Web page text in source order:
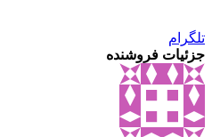
تلگرام
جزئیات فروشنده